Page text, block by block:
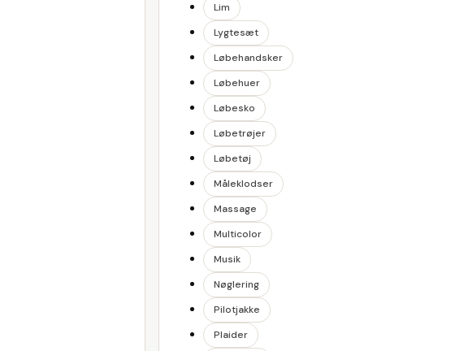
Lim
Lygtesæt
Løbehandsker
Løbehuer
Løbesko
Løbetrøjer
Løbetøj
Måleklodser
Massage
Multicolor
Musik
Nøglering
Pilotjakke
Plaider